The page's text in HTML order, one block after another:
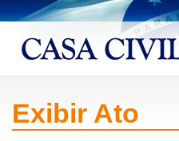
Exibir Ato